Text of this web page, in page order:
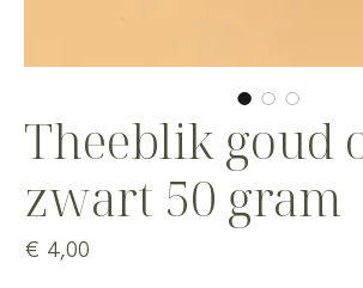
Theeblik goud
zwart 50 gram
€ 4,00